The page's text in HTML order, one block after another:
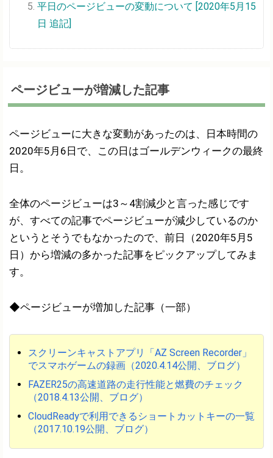
平日のページビューの変動について [2020年5月15
日 追記]
ページビューが増減した記事
ページビューに大きな変動があったのは、日本時間の
2020年5月6日で、この日はゴールデンウィークの最終
日。
全体のページビューは3～4割減少と言った感じです
が、すべての記事でページビューが減少しているのか
というとそうでもなかったので、前日（2020年5月5
日）から増減の多かった記事をピックアップしてみま
す。
◆ページビューが増加した記事（一部）
スクリーンキャストアプリ「AZ Screen Recorder」
でスマホゲームの録画（2020.4.14公開、ブログ）
FAZER25の高速道路の走行性能と燃費のチェック
（2018.4.13公開、ブログ）
CloudReadyで利用できるショートカットキーの一覧
（2017.10.19公開、ブログ）